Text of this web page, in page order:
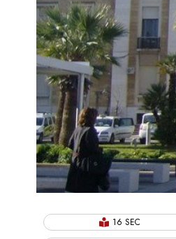
16 SEC